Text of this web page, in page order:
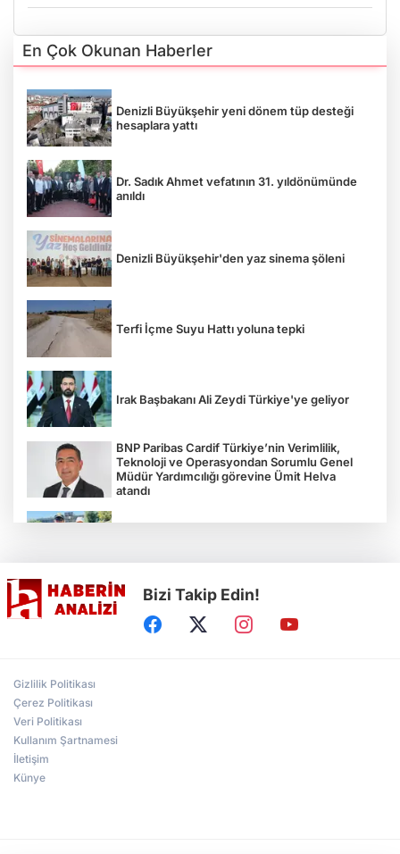
En Çok Okunan Haberler
Denizli Büyükşehir yeni dönem tüp desteği
hesaplara yattı
Dr. Sadık Ahmet vefatının 31. yıldönümünde
anıldı
Denizli Büyükşehir'den yaz sinema şöleni
Terfi İçme Suyu Hattı yoluna tepki
Irak Başbakanı Ali Zeydi Türkiye'ye geliyor
BNP Paribas Cardif Türkiye’nin Verimlilik,
Teknoloji ve Operasyondan Sorumlu Genel
Müdür Yardımcılığı görevine Ümit Helva
atandı
Alperen Ocakları Darıca'da yeni dönem...
Bizi Takip Edin!
Gizlilik Politikası
Çerez Politikası
Veri Politikası
Kullanım Şartnamesi
İletişim
Künye